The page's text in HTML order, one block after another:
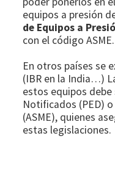
equipos a presión
de Equipos a
con el código ASME.
En otros países se
(IBR en la India…)
estos equipos
Notificados (PED)
(ASME), quienes
estas legislaciones.